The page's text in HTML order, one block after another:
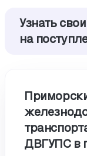
Узнать
на
ДВГУПС в